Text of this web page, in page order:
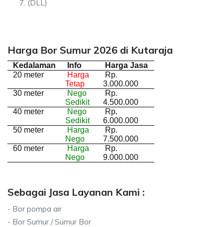
(DLL)
Harga Bor Sumur 2026 di Kutaraja
Kedalaman Info
Harga Jasa
20 meter
Harga
Tetap
Rp.
3.000.000
30 meter
Nego
Sedikit
Rp.
4.500.000
40 meter
Nego
Sedikit
Rp.
6.000.000
50 meter
Harga
Nego
Rp.
7.500.000
60 meter
Harga
Nego
Rp.
9.000.000
Sebagai Jasa Layanan Kami :
- Bor pompa air
- Bor Sumur / Sumur Bor